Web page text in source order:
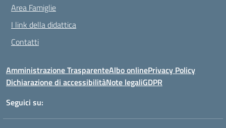
Area Famiglie
I link della didattica
Contatti
Amministrazione TrasparenteAlbo onlinePrivacy Policy
Dichiarazione di accessibilitàNote legaliGDPR
Seguici su: